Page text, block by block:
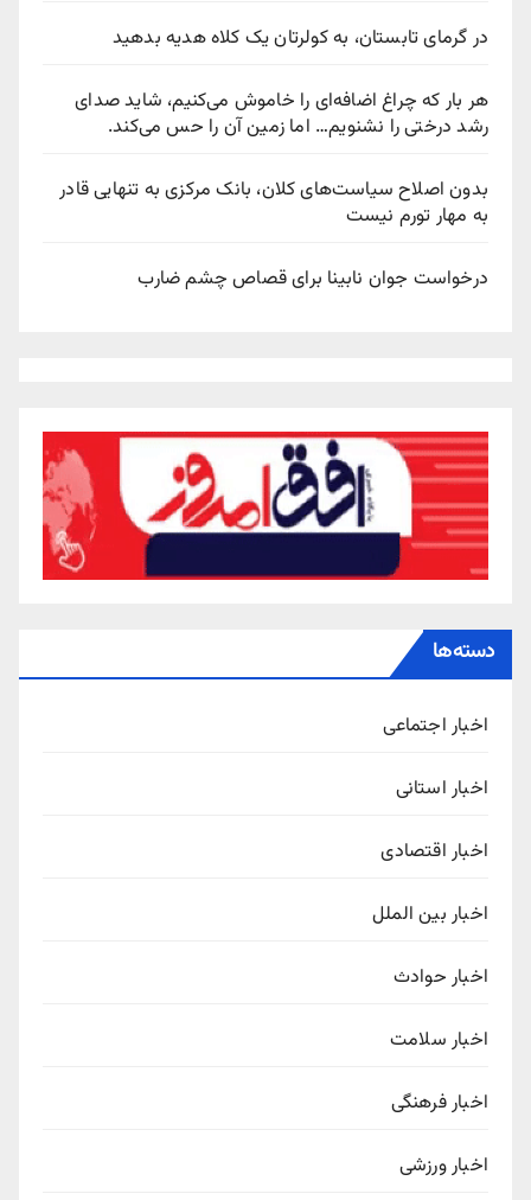
در گرمای تابستان، به کولرتان یک کلاه هدیه بدهید
هر بار که چراغ اضافه‌ای را خاموش می‌کنیم، شاید صدای
رشد درختی را نشنویم… اما زمین آن را حس می‌کند.
بدون اصلاح سیاست‌های کلان، بانک مرکزی به تنهایی قادر
به مهار تورم نیست
درخواست جوان نابینا برای قصاص چشم ضارب
دسته‌ها
اخبار اجتماعی
اخبار استانی
اخبار اقتصادی
اخبار بین الملل
اخبار حوادث
اخبار سلامت
اخبار فرهنگی
اخبار ورزشی